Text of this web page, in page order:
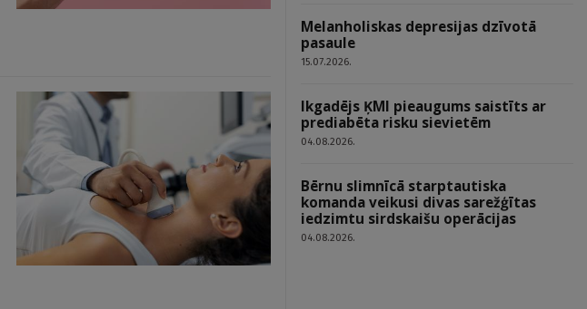
Melanholiskas depresijas dzīvotā
pasaule
15.07.2026.
Ikgadējs ĶMI pieaugums saistīts ar
prediabēta risku sievietēm
04.08.2026.
Bērnu slimnīcā starptautiska
komanda veikusi divas sarežģītas
iedzimtu sirdskaišu operācijas
04.08.2026.